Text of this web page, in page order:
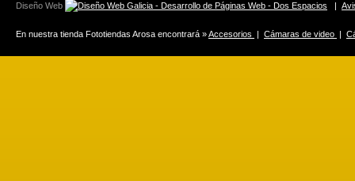
Diseño Web |
En nuestra tienda Fototiendas Arosa encontrará »Accesorios | Cámaras de video |